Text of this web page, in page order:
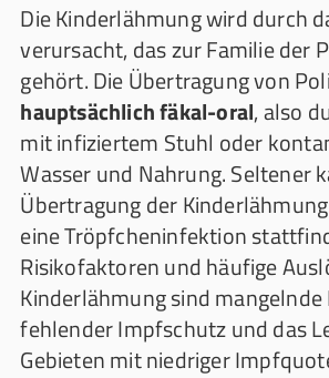
Die Kinderlähmung wird durch
verursacht, das zur Familie der
gehört. Die Übertragung von
hauptsächlich fäkal-oral, also
mit infiziertem Stuhl oder
Wasser und Nahrung. Seltener
Übertragung der
eine Tröpfcheninfektion
Risikofaktoren und häufige
Kinderlähmung sind mangelnde
fehlender Impfschutz und das
Gebieten mit niedriger